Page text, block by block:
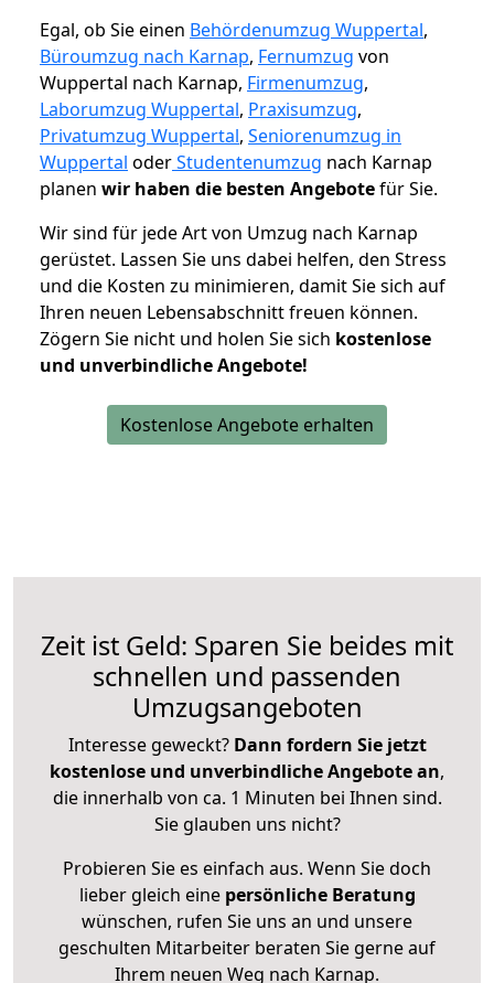
Egal, ob Sie einen Behördenumzug Wuppertal,
Büroumzug nach Karnap, Fernumzug von
Wuppertal nach Karnap, Firmenumzug,
Laborumzug Wuppertal, Praxisumzug,
Privatumzug Wuppertal, Seniorenumzug in
Wuppertal oderStudentenumzug nach Karnap
planen wir haben die besten Angebotefür Sie.
Wir sind für jede Art von Umzug nach Karnap
gerüstet. Lassen Sie uns dabei helfen, den Stress
und die Kosten zu minimieren, damit Sie sich auf
Ihren neuen Lebensabschnitt freuen können.
Zögern Sie nicht und holen Sie sich kostenlose
und unverbindliche Angebote!
Kostenlose Angebote erhalten
Zeit ist Geld: Sparen Sie beides mit
schnellen und passenden
Umzugsangeboten
Interesse geweckt? Dann fordern Sie jetzt
kostenlose und unverbindliche Angebote an,
die innerhalb von ca. 1 Minuten bei Ihnen sind.
Sie glauben uns nicht?
Probieren Sie es einfach aus. Wenn Sie doch
lieber gleich eine persönliche Beratung
wünschen, rufen Sie uns an und unsere
geschulten Mitarbeiter beraten Sie gerne auf
Ihrem neuen Weg nach Karnap.